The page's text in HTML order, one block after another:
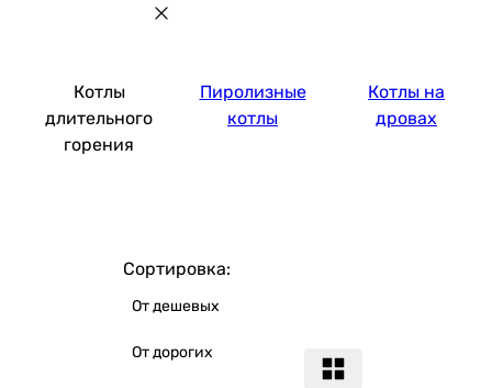
Котлы
длительного
горения
Пиролизные
котлы
Котлы на
дровах
Сортировка:
От дешевых
От дорогих